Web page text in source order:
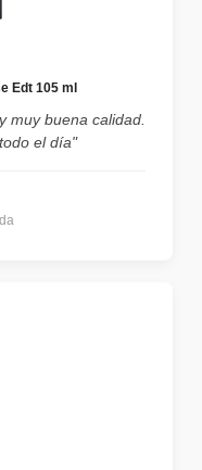
Edt 105 ml
muy buena calidad.
el día"